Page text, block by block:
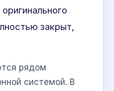
закрыт,
рядом
системой. В